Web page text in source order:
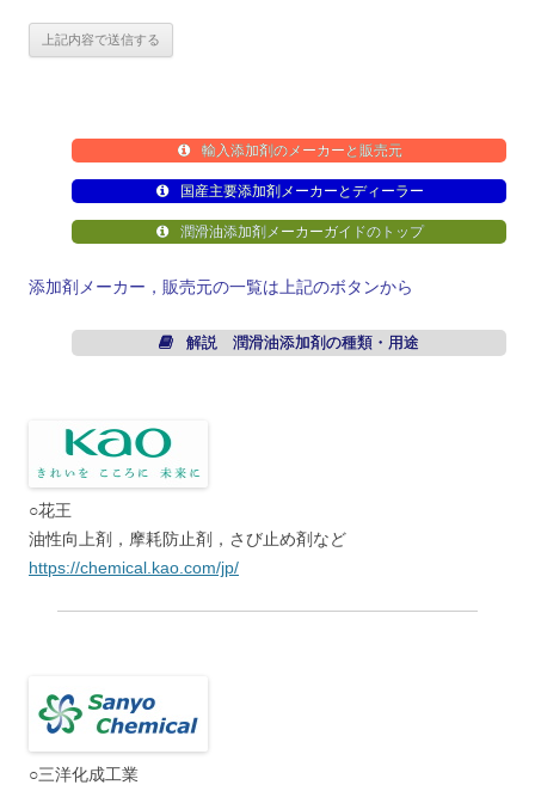
輸入添加剤のメーカーと販売元
国産主要添加剤メーカーとディーラー
潤滑油添加剤メーカーガイドのトップ
添加剤メーカー，販売元の一覧は上記のボタンから
解説 潤滑油添加剤の種類・用途
○花王
油性向上剤，摩耗防止剤，さび止め剤など
https://chemical.kao.com/jp/
○三洋化成工業